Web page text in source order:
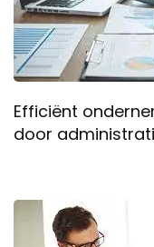
Efficiënt
door